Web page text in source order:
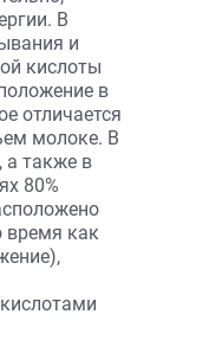
В
и
кислоты
в
отличается
молоке. В
а также в
80%
время как